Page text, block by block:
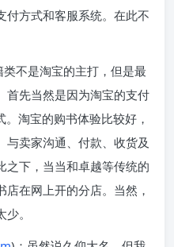
付方式和客服系统。在此不
类不是淘宝的主打，但是最
首先当然是因为淘宝的支付
淘宝的购书体验比较好，
卖家沟通、付款、收货及
之下，当当和卓越等传统的
在网上开的分店。当然，
。